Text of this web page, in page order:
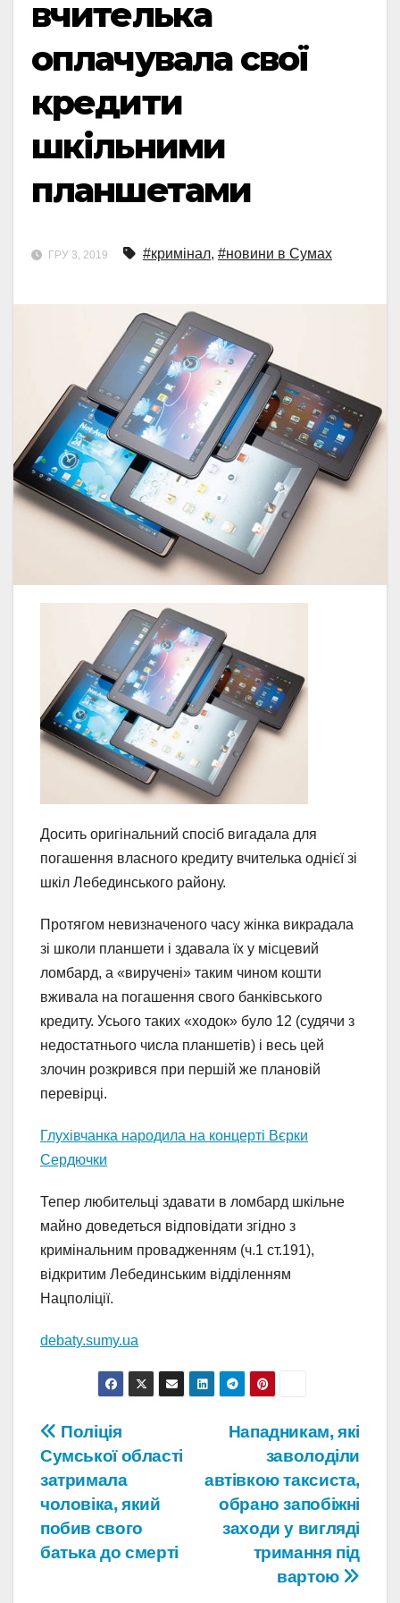
вчителька
оплачувала свої
кредити
шкільними
планшетами
ГРУ 3, 2019 #кримінал, #новини в Сумах
Досить оригінальний спосіб вигадала для
погашення власного кредиту вчителька однієї зі
шкіл Лебединського району.
Протягом невизначеного часу жінка викрадала
зі школи планшети і здавала їх у місцевий
ломбард, а «виручені» таким чином кошти
вживала на погашення свого банківського
кредиту. Усього таких «ходок» було 12 (судячи з
недостатнього числа планшетів) і весь цей
злочин розкрився при першій же плановій
перевірці.
Глухівчанка народила на концерті Вєрки
Сердючки
Тепер любительці здавати в ломбард шкільне
майно доведеться відповідати згідно з
кримінальним провадженням (ч.1 ст.191),
відкритим Лебединським відділенням
Нацполіції.
debaty.sumy.ua
Навігація
записів
Нападникам, які
заволоділи
автівкою таксиста,
обрано запобіжні
заходи у вигляді
тримання під
вартою
Поліція
Сумської області
затримала
чоловіка, який
побив свого
батька до смерті